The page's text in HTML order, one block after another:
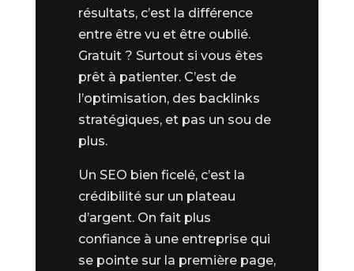
résultats, c’est la différence
entre être vu et être oublié.
Gratuit ? Surtout si vous êtes
prêt à patienter. C’est de
l’optimisation, des backlinks
stratégiques, et pas un sou de
plus.
Un SEO bien ficelé, c’est la
crédibilité sur un plateau
d’argent. On fait plus
confiance à une entreprise qui
se pointe sur la première page,